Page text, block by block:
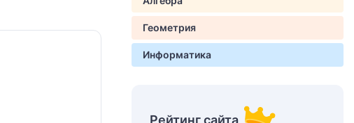
Геометрия
Информатика
Рейтинг сайта